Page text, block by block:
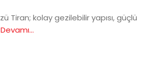
Tiran; kolay gezilebilir yapısı, güçlü
Devamı...